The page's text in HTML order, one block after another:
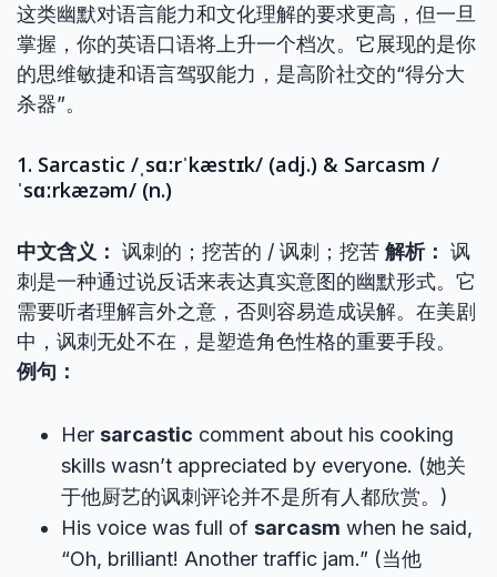
这类幽默对语言能力和文化理解的要求更高，但一旦
掌握，你的英语口语将上升一个档次。它展现的是你
的思维敏捷和语言驾驭能力，是高阶社交的“得分大
杀器”。
1. Sarcastic /ˌsɑːrˈkæstɪk/ (adj.) & Sarcasm /
ˈsɑːrkæzəm/ (n.)
中文含义： 讽刺的；挖苦的 / 讽刺；挖苦 解析： 讽
刺是一种通过说反话来表达真实意图的幽默形式。它
需要听者理解言外之意，否则容易造成误解。在美剧
中，讽刺无处不在，是塑造角色性格的重要手段。
例句：
Her sarcastic comment about his cooking
skills wasn’t appreciated by everyone. (她关
于他厨艺的讽刺评论并不是所有人都欣赏。)
His voice was full of sarcasm when he said,
“Oh, brilliant! Another traffic jam.” (当他